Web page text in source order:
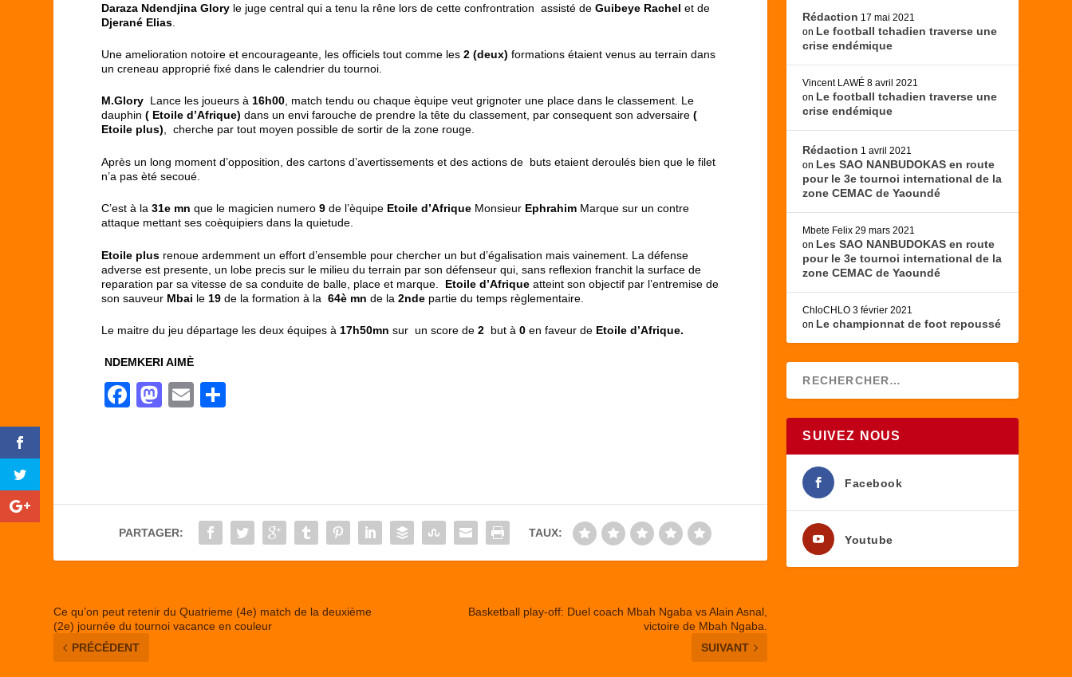
Daraza Ndendjina Glory le juge central qui a tenu la rêne lors de cette confrontration assisté deGuibeye Rachelet de
Djerané Elias
Une amelioration notoire et encourageante, les officiels tout comme les2 (deux)formations étaient venus au terrain dans
un creneau approprié fixé dans le calendrier du tournoi.
M.Glory Lance les joueurs à16h00, match tendu ou chaque èquipe veut grignoter une place dans le classement. Le
dauphin( Etoile d’Afrique)dans un envi farouche de prendre la tête du classement, par consequent son adversaire(
Etoile plus), cherche par tout moyen possible de sortir de la zone rouge.
Après un long moment d’opposition, des cartons d’avertissements et des actions de buts etaient deroulés bien que le filet
n’a pas èté secoué.
C’est à la31e mnque le magicien numero9de l’èquipe Etoile d’Afrique Monsieur Ephrahim Marque sur un contre
attaque mettant ses coèquipiers dans la quietude.
Etoile plus renoue ardemment un effort d’ensemble pour chercher un but d’égalisation mais vainement. La défense
adverse est presente, un lobe precis sur le milieu du terrain par son défenseur qui, sans reflexion franchit la surface de
reparation par sa vitesse de sa conduite de balle, place et marque. Etoile d’Afriqueatteint son objectif par l’entremise de
son sauveur Mbai le 19de la formation à la64è mnde la2nde partie du temps règlementaire.
Le maitre du jeu départage les deux équipes à 17h50mnsur un score de2 but à0en faveur de Etoile d’Afrique.
NDEMKERI AIMÈ
F
b
o
M
d
o
E
er
PARTAGER: TAUX:
Ce qu’on peut retenir du Quatrieme (4e) match de la deuxième
(2e) journée du tournoi vacance en couleur
PRÉCÉDENT
Basketball play-off: Duel coach Mbah Ngaba vs Alain Asnal,
victoire de Mbah Ngaba.
SUIVANT
Rédaction 17 mai 2021
on Le football tchadien traverse une
crise endémique
Vincent LAWÉ 8 avril 2021
on Le football tchadien traverse une
crise endémique
Rédaction 1 avril 2021
on Les SAO NANBUDOKAS en route
pour le 3e tournoi international de la
zone CEMAC de Yaoundé
Mbete Felix 29 mars 2021
on Les SAO NANBUDOKAS en route
pour le 3e tournoi international de la
zone CEMAC de Yaoundé
ChloCHLO 3 février 2021
on Le championnat de foot repoussé
SUIVEZ NOUS
Facebook
Youtube